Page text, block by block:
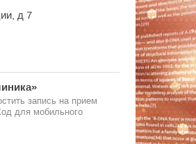
д 7
запись на прием
для мобильного